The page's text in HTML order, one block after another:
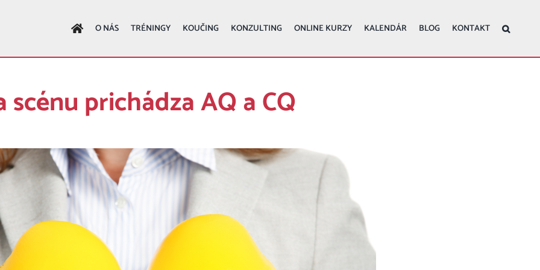
O NÁS TRÉNINGY KOUČING KONZULTING ONLINE KURZY KALENDÁR BLOG KONTAKT
scénu prichádza AQ a CQ